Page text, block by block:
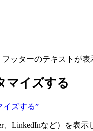
ッターのテキストが表
マイズする
イズする”
、LinkedInなど）を